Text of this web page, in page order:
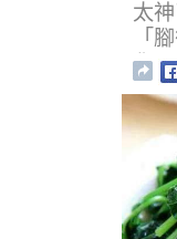
太
「
化